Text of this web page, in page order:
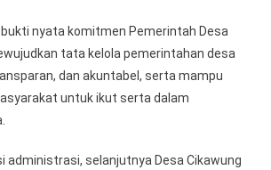
bukti nyata komitmen Pemerintah Desa
tata kelola pemerintahan desa
dan akuntabel, serta mampu
untuk ikut serta dalam
administrasi, selanjutnya Desa Cikawung